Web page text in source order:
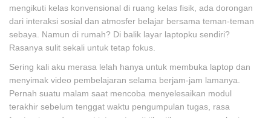
mengikuti kelas konvensional di ruang kelas fisik, ada dorongan
dari interaksi sosial dan atmosfer belajar bersama teman-teman
sebaya. Namun di rumah? Di balik layar laptopku sendiri?
Rasanya sulit sekali untuk tetap fokus.
Sering kali aku merasa lelah hanya untuk membuka laptop dan
menyimak video pembelajaran selama berjam-jam lamanya.
Pernah suatu malam saat mencoba menyelesaikan modul
terakhir sebelum tenggat waktu pengumpulan tugas, rasa